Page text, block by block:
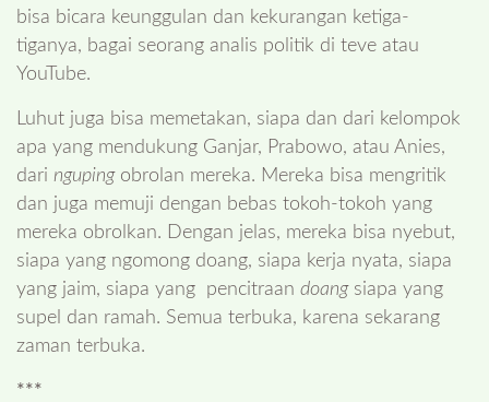
bisa bicara keunggulan dan kekurangan ketiga-
tiganya, bagai seorang analis politik di teve atau
YouTube.
Luhut juga bisa memetakan, siapa dan dari kelompok
apa yang mendukung Ganjar, Prabowo, atau Anies,
dari ngupingobrolan mereka. Mereka bisa mengritik
dan juga memuji dengan bebas tokoh-tokoh yang
mereka obrolkan. Dengan jelas, mereka bisa nyebut,
siapa yang ngomong doang, siapa kerja nyata, siapa
yang jaim, siapa yang pencitraan doangsiapa yang
supel dan ramah. Semua terbuka, karena sekarang
zaman terbuka.
***